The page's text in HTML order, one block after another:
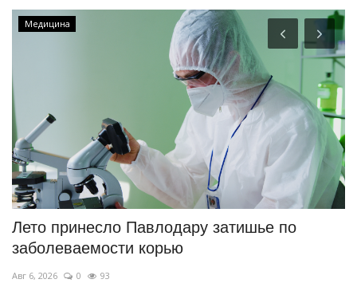
Медицина
Лето принесло Павлодару затишье по
заболеваемости корью
Авг 6, 2026 0 93